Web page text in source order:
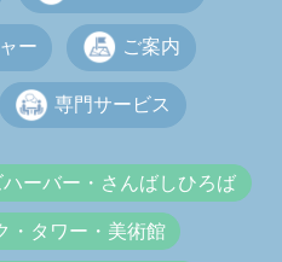
ー ご案内
専門サービス
ーバー・さんばしひろば
・タワー・美術館